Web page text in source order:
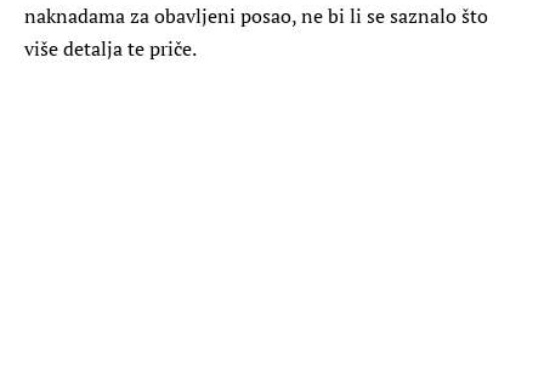
naknadama za obavljeni posao, ne bi li se saznalo što
više detalja te priče.